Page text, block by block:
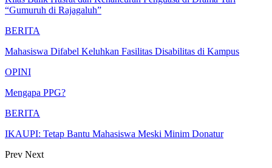
“Gumuruh di Rajagaluh”
BERITA
Mahasiswa Difabel Keluhkan Fasilitas Disabilitas di Kampus
OPINI
Mengapa PPG?
BERITA
IKAUPI: Tetap Bantu Mahasiswa Meski Minim Donatur
Prev Next